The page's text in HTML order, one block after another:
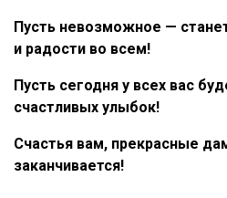
Пусть невозможное —
и радости во всем!
Пусть сегодня у всех вас
счастливых улыбок!
Счастья вам, прекрасные
заканчивается!